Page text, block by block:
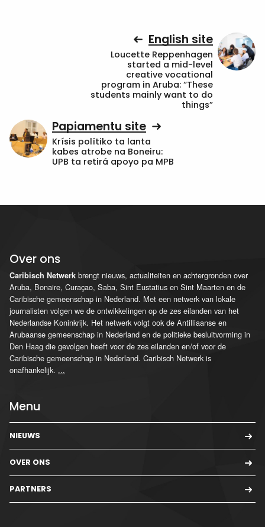
English site
Loucette Reppenhagen
started a mid-level
creative vocational
program in Aruba: “These
students mainly want to do
things”
Papiamentu site
Krísis polítiko ta lanta
kabes atrobe na Boneiru:
UPB ta retirá apoyo pa MPB
Over ons
Caribisch Netwerk brengt nieuws, actualiteiten en achtergronden over
Aruba, Bonaire, Curaçao, Saba, Sint Eustatius en Sint Maarten en de
Caribische gemeenschap in Nederland. Met een netwerk van lokale
journalisten volgen we de ontwikkelingen op de zes eilanden van het
Nederlandse Koninkrijk. Het netwerk volgt ook de Antilliaanse en
Arubaanse gemeenschap in Nederland en de politieke besluitvorming in
Den Haag die gevolgen heeft voor de zes eilanden en/of voor de
Caribische gemeenschap in Nederland. Caribisch Netwerk is
onafhankelijk. ...
Menu
NIEUWS
OVER ONS
PARTNERS